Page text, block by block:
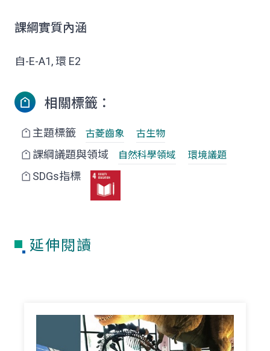
課綱實質內涵
自-E-A1, 環 E2
相關標籤：
主題標籤 古菱齒象 古生物
課綱議題與領域 自然科學領域 環境議題
SDGs指標
延伸閱讀